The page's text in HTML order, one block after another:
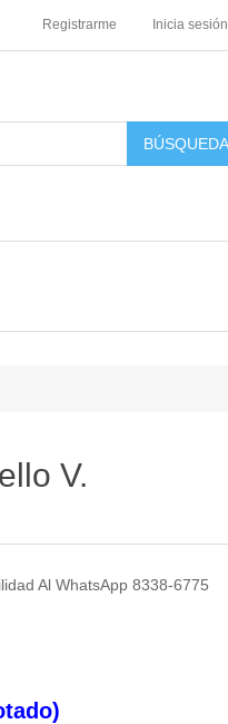
Registrarme Inicia sesión
V.
Al WhatsApp 8338-6775